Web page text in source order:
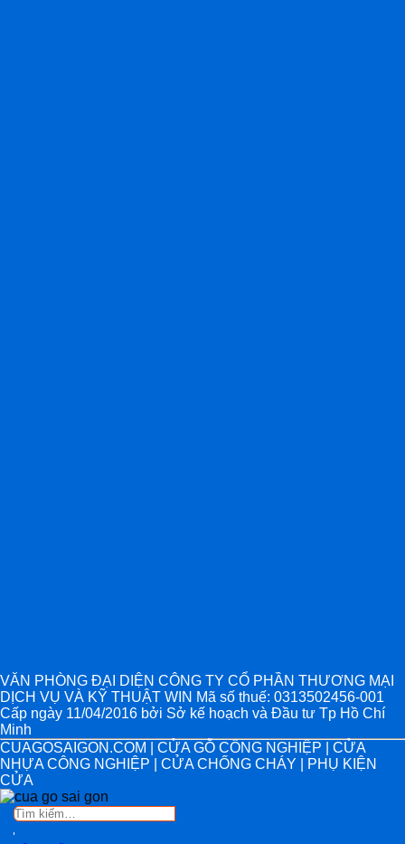
VĂN PHÒNG ĐẠI DIỆN CÔNG TY CỔ PHẦN THƯƠNG MẠI
DỊCH VỤ VÀ KỸ THUẬT WIN Mã số thuế: 0313502456-001
Cấp ngày 11/04/2016 bởi Sở kế hoạch và Đầu tư Tp Hồ Chí
Minh
CUAGOSAIGON.COM | CỬA GỖ CÔNG NGHIỆP | CỬA
NHỰA CÔNG NGHIỆP | CỬA CHỐNG CHÁY | PHỤ KIỆN
CỬA
Tìm